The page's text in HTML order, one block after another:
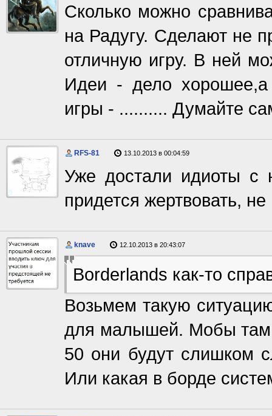
Сколько можно
на Радугу. Сделают не
отличную игру. В ней
Идеи - дело хорошее,а
игры - .......... Думайте
RFS-81 13.10.2013 в 00:04:59
Уже достали идиоты
придется жертвовать,
knave 12.10.2013 в 20:43:07
Borderlands как-то
Возьмем такую
для малышей. Мобы
50 они будут слишком
Или какая в борде